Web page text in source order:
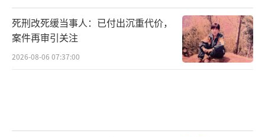
死刑改死缓当事人：已付出沉重代价，
案件再审引关注
2026-08-06 07:37:00